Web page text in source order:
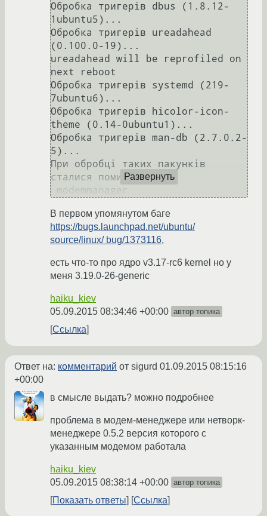
Обробка тригерів dbus (1.8.12-
1ubuntu5)...
Обробка тригерів ureadahead
(0.100.0-19)...
ureadahead will be reprofiled on
next reboot
Обробка тригерів systemd (219-
7ubuntu6)...
Обробка тригерів hicolor-icon-
theme (0.14-0ubuntu1)...
Обробка тригерів man-db (2.7.0.2-
5)...
При обробці таких пакунків
сталися помилки:
modemmanager
Развернуть
В первом упомянутом баге
https://bugs.launchpad.net/ubuntu/
source/linux/ bug/1373116,
есть что-то про ядро v3.17-rc6 kernel но у
меня 3.19.0-26-generic
haiku_kiev
05.09.2015 08:34:46 +00:00 автор топика
Ссылка
Ответ на: комментарий от sigurd 01.09.2015 08:15:16
+00:00
в смысле выдать? можно подробнее
проблема в модем-менеджере или нетворк-
менеджере 0.5.2 версия которого с
указанным модемом работала
haiku_kiev
05.09.2015 08:38:14 +00:00 автор топика
Показать ответы Ссылка